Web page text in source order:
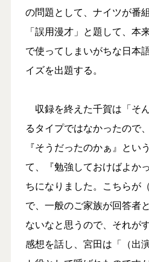
の問題として、ナイツが番
「誤用漫才」と題して、本
で使ってしまいがちな日本
イズを出題する。
収録を終えた千賀は「そ
るタイプではなかったので
『そうだったのかぁ』とい
て、『勉強しておけばよか
ちになりました。こちらが
で、一般のご家族が回答者
ないなと思うので、それが
感想を話し、宮田は「（出